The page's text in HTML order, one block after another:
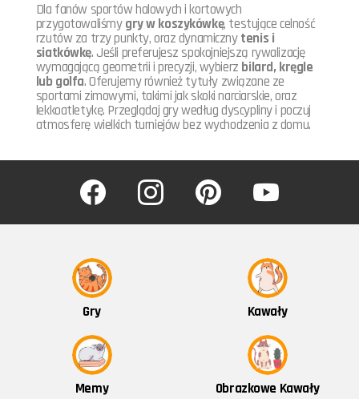
Dla fanów sportów halowych i kortowych
przygotowaliśmygry w koszykówkę, testujące celność
rzutów za trzy punkty, oraz dynamicznytenis i
siatkówkę. Jeśli preferujesz spokojniejszą rywalizację
wymagającą geometrii i precyzji, wybierz bilard, kręgle
lub golfa. Oferujemy również tytuły związane ze
sportami zimowymi, takimi jak skoki narciarskie, oraz
lekkoatletykę. Przeglądaj gry według dyscypliny i poczuj
atmosferę wielkich turniejów bez wychodzenia z domu.
facebook instagram pinterest youtube
Gry Kawały
Memy Obrazkowe Kawały